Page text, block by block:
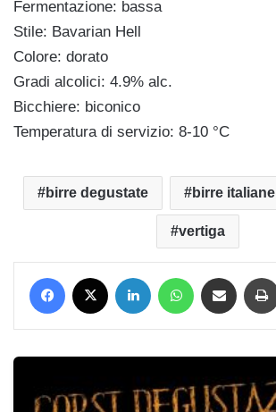
Fermentazione: bassa
Stile: Bavarian Hell
Colore: dorato
Gradi alcolici: 4.9% alc.
Bicchiere: biconico
Temperatura di servizio: 8-10 °C
birre degustate birre italiane
vertiga
Facebook LinkedIn WhatsApp Condividi via mail